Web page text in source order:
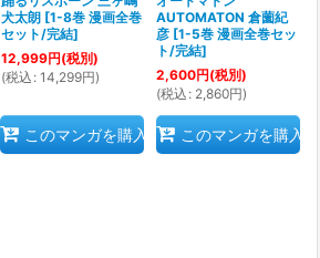
犬太朗 [1-8巻 漫画全巻
セット/完結]
12,999円(税別)
(税込 : 14,299円)
このマンガを購入
AUTOMATON 倉薗紀
彦 [1-5巻 漫画全巻セッ
ト/完結]
2,600円(税別)
(税込 : 2,860円)
このマンガを購入